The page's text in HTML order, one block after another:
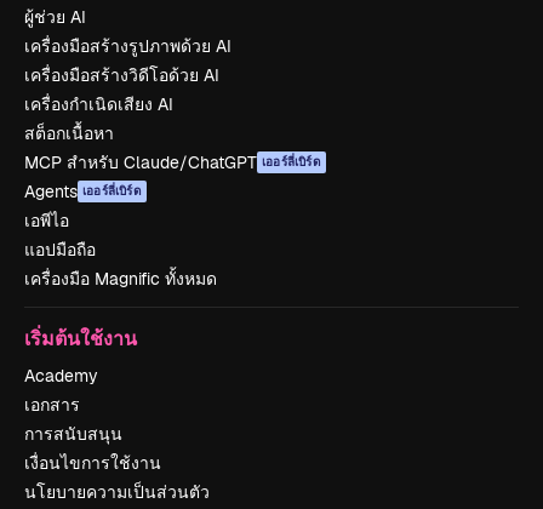
ผู้ช่วย AI
เครื่องมือสร้างรูปภาพด้วย AI
เครื่องมือสร้างวิดีโอด้วย AI
เครื่องกำเนิดเสียง AI
สต็อกเนื้อหา
MCP สำหรับ Claude/ChatGPT เออร์ลี่เบิร์ด
Agents เออร์ลี่เบิร์ด
เอพีไอ
แอปมือถือ
เครื่องมือ Magnific ทั้งหมด
เริ่มต้นใช้งาน
Academy
เอกสาร
การสนับสนุน
เงื่อนไขการใช้งาน
นโยบายความเป็นส่วนตัว